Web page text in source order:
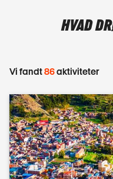
HVAD
Vi fandt86aktiviteter